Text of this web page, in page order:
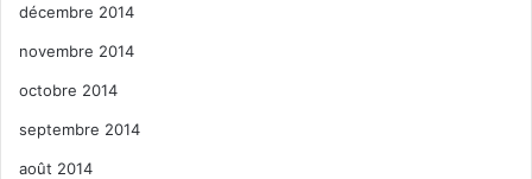
décembre 2014
novembre 2014
octobre 2014
septembre 2014
août 2014